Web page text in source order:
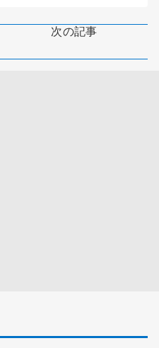
次の記事